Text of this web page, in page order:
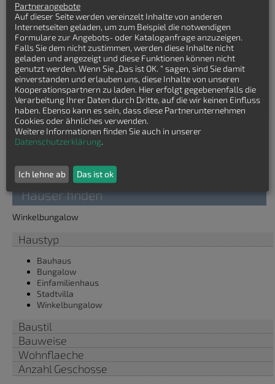
Lasssen Sie sich kostenfrei
Winkelbungalow Grundrisse von
Hausbaufirmen senden!
Häuser finden
Winkelbungalow
Haustyp
Bauhaus
Bungalow
Einfamilienhaus
Stadtvilla
Winkelbungalow
Baustil
Bauweise
Wohnflaeche
Anzahl Geschosse
Partnerangebote
Auf dieser Seite werden vereinzelt Inhalte von anderen
Internetseiten geladen, um zum Beispiel die notwendigen
Formulare zur Angebots- oder Kataloganfrage anzuzeigen.
Falls Sie dem nicht zustimmen, werden diese Inhalte nicht
geladen und angezeigt und diese Funktionen können nicht
genutzt werden. Wenn Sie „Das ist OK. “ sagen, sind Sie damit
einverstanden und erlauben uns, diese Inhalte von unseren
Kooperationspartnern zu laden. Hier erfolgt gegebenenfalls die
Verarbeitung Ihrer Daten durch Dritte, auf die wir keinen Einfluss
haben. Ebenso kann es sein, dass diese Partnerunternehmen
Cookies oder ähnliches verwenden.
Weitere Informationen finden Sie auch in unserer
Datenschutzerklärung.
Ich lehne ab Das ist ok